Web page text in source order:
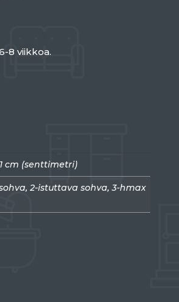
8 viikkoa.
cm (senttimetri)
2-istuttava sohva, 3-hmax